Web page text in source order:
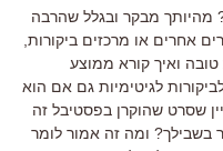
מהיותך מבקר ובגלל שהרבה
אחרים או מרכזים ביקורות,
ואיך קורא ממוצע
לגיטימיות גם אם הוא
שסרט שהוקרן בפסטיבל זה
בשבילך? ומה זה אמור לומר